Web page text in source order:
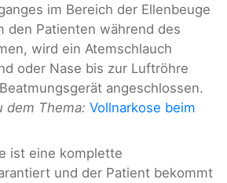
im Bereich der Ellenbeuge
den Patienten während des
wird ein Atemschlauch
oder Nase bis zur Luftröhre
angeschlossen.
dem Thema: Vollnarkose beim
ist eine komplette
und der Patient bekommt